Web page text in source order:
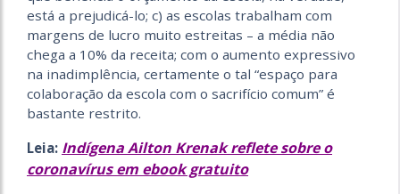
está a prejudicá-lo; c) as escolas trabalham com
margens de lucro muito estreitas – a média não
chega a 10% da receita; com o aumento expressivo
na inadimplência, certamente o tal “espaço para
colaboração da escola com o sacrifício comum” é
bastante restrito.
Leia: Indígena Ailton Krenak reflete sobre o
coronavírus em ebook gratuito